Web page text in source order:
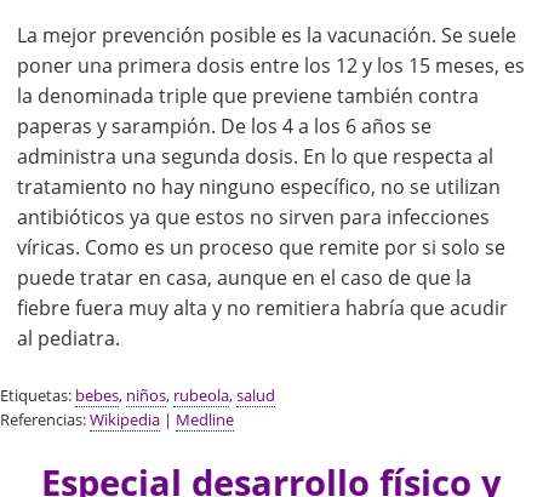
La mejor prevención posible es la vacunación. Se suele
poner una primera dosis entre los 12 y los 15 meses, es
la denominada triple que previene también contra
paperas y sarampión. De los 4 a los 6 años se
administra una segunda dosis. En lo que respecta al
tratamiento no hay ninguno específico, no se utilizan
antibióticos ya que estos no sirven para infecciones
víricas. Como es un proceso que remite por si solo se
puede tratar en casa, aunque en el caso de que la
fiebre fuera muy alta y no remitiera habría que acudir
al pediatra.
Etiquetas: bebes, niños, rubeola,salud
Referencias:Wikipedia | Medline
Especial desarrollo físico y